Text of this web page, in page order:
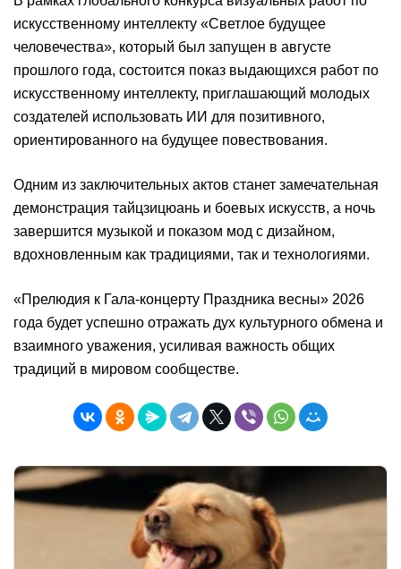
искусственному интеллекту «Светлое будущее
человечества», который был запущен в августе
прошлого года, состоится показ выдающихся работ по
искусственному интеллекту, приглашающий молодых
создателей использовать ИИ для позитивного,
ориентированного на будущее повествования.
Одним из заключительных актов станет замечательная
демонстрация тайцзицюань и боевых искусств, а ночь
завершится музыкой и показом мод с дизайном,
вдохновленным как традициями, так и технологиями.
«Прелюдия к Гала-концерту Праздника весны» 2026
года будет успешно отражать дух культурного обмена и
взаимного уважения, усиливая важность общих
традиций в мировом сообществе.